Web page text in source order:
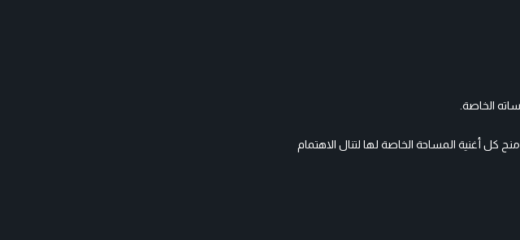
الخاصة.
كل أغنية المساحة الخاصة لها لتنال الاهتمام